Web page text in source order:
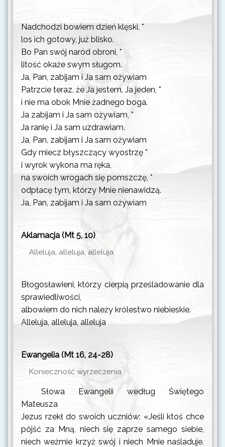
Nadchodzi bowiem dzień klęski, *
los ich gotowy, już blisko.
Bo Pan swój naród obroni, *
litość okaże swym sługom.
Ja, Pan, zabijam i Ja sam ożywiam
Patrzcie teraz, że Ja jestem, Ja jeden, *
i nie ma obok Mnie żadnego boga.
Ja zabijam i Ja sam ożywiam, *
Ja ranię i Ja sam uzdrawiam.
Ja, Pan, zabijam i Ja sam ożywiam
Gdy miecz błyszczący wyostrzę *
i wyrok wykona ma ręka,
na swoich wrogach się pomszczę, *
odpłacę tym, którzy Mnie nienawidzą.
Ja, Pan, zabijam i Ja sam ożywiam
Aklamacja (Mt 5, 10)
Alleluja, alleluja, alleluja
Błogosławieni, którzy cierpią prześladowanie dla
sprawiedliwości,
albowiem do nich należy królestwo niebieskie.
Alleluja, alleluja, alleluja
Ewangelia (Mt 16, 24-28)
Konieczność wyrzeczenia
Słowa Ewangelii według Świętego
Mateusza
Jezus rzekł do swoich uczniów: «Jeśli ktoś chce
pójść za Mną, niech się zaprze samego siebie,
niech weźmie krzyż swój i niech Mnie naśladuje.